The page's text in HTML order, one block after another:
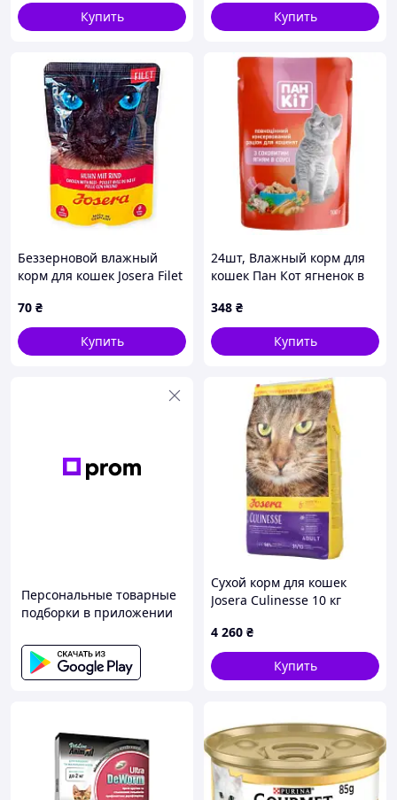
Купить Купить
Беззерновой влажный
корм для кошек Josera Filet
кусочки куриного филе и
говядины в сочном
бульоне
70 ₴
Купить
24шт, Влажный корм для
кошек Пан Кот ягненок в
(4820111141050)
348 ₴
Купить
Персональные товарные
подборки в приложении
Сухой корм для кошек
Josera Culinesse 10 кг
4 260 ₴
Купить